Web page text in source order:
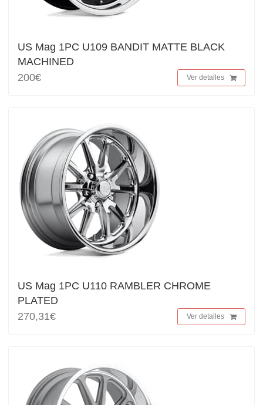
US Mag 1PC U109 BANDIT MATTE BLACK
MACHINED
200€
Ver detalles
US Mag 1PC U110 RAMBLER CHROME
PLATED
270,31€
Ver detalles